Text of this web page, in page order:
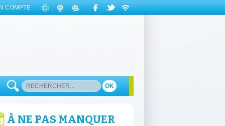
COMPTE
OK
À NE PAS MANQUER